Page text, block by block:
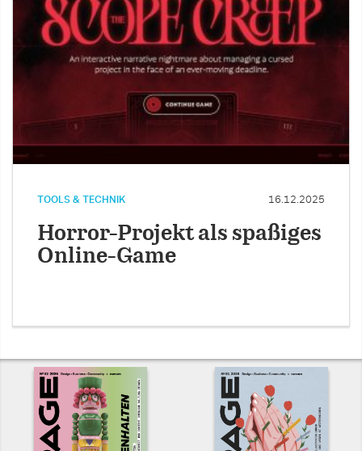
TOOLS & TECHNIK 16.12.2025
Horror-Projekt als spaßiges
Online-Game